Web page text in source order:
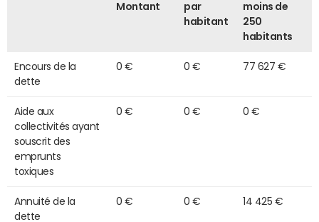
Montant
par
habitant
moins de
250
habitants
Encours de la
dette
0 € 0 € 77 627 €
Aide aux
collectivités ayant
souscrit des
emprunts
toxiques
0 € 0 € 0 €
Annuité de la
dette
0 € 0 € 14 425 €